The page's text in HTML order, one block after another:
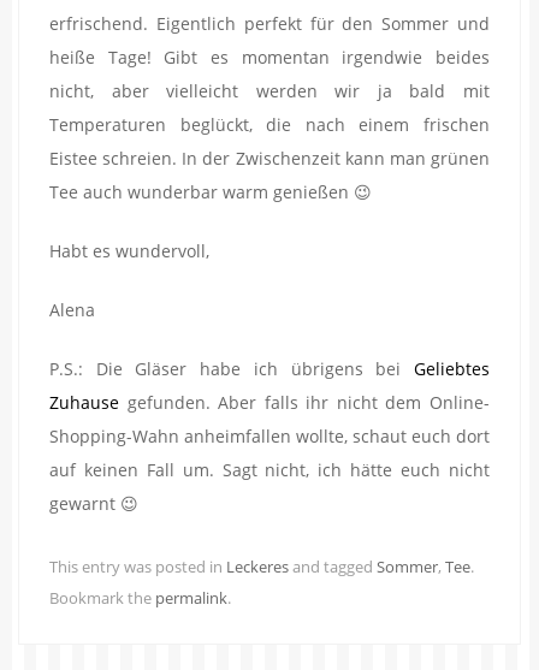
erfrischend. Eigentlich perfekt für den Sommer und
heiße Tage! Gibt es momentan irgendwie beides
nicht, aber vielleicht werden wir ja bald mit
Temperaturen beglückt, die nach einem frischen
Eistee schreien. In der Zwischenzeit kann man grünen
Tee auch wunderbar warm genießen 😉
Habt es wundervoll,
Alena
P.S.: Die Gläser habe ich übrigens bei Geliebtes
Zuhause gefunden. Aber falls ihr nicht dem Online-
Shopping-Wahn anheimfallen wollte, schaut euch dort
auf keinen Fall um. Sagt nicht, ich hätte euch nicht
gewarnt 😉
This entry was posted in Leckeresand tagged Sommer, Tee.
Bookmark the permalink.